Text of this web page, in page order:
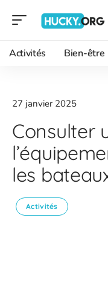
Activités Bien-être
27 janvier 2025
Consulter
les
Activités